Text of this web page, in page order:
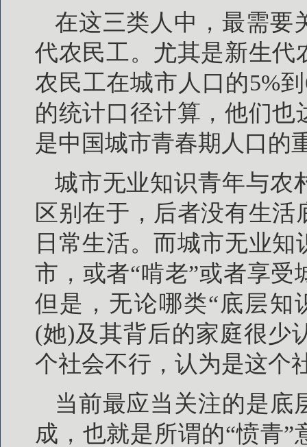
在这三类人中，最需要
代农民工。尤其是新生代
农民工在城市人口的5%
的统计口径计算，他们
是中国城市青春期人口的
城市无业知识青年与农
区别在于，后者没有生
日常生活。而城市无业
市，或者“啃老”或者享
但是，无论哪类“底层知
(她)及其背后的家庭很少
个社会不行，认为是这个
当前最应当关注的是底
成，也就是所谓的“愤青